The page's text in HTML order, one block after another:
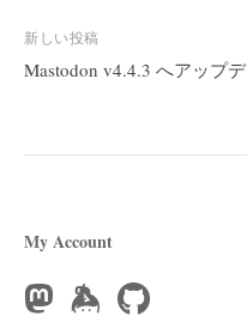
ビ
ゲ
新しい投稿
Mastodon v4.4.3 へアップ
My Account